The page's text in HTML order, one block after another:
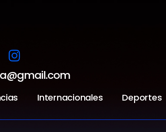
Internacionales Deportes